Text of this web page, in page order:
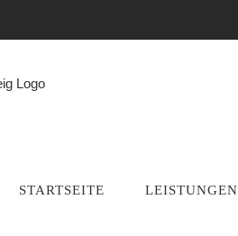
STARTSEITE LEISTUNGEN